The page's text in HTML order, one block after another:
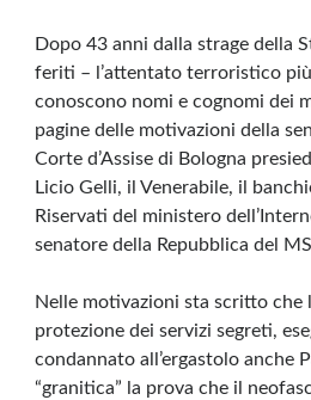
Dopo 43 anni dalla strage della
feriti – l’attentato terroristico più
conoscono nomi e cognomi dei
pagine delle motivazioni della
Corte d’Assise di Bologna
Licio Gelli, il Venerabile, il
Riservati del ministero
senatore della Repubblica del
Nelle motivazioni sta scritto che
protezione dei servizi segreti,
condannato all’ergastolo anche
“granitica” la prova che il